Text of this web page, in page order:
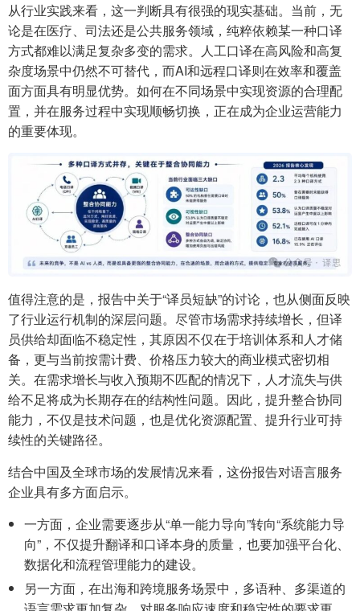
从行业实践来看，这一判断具有很强的现实基础。当前，无
论是在医疗、司法还是公共服务领域，纯粹依赖某一种口译
方式都难以满足复杂多变的需求。人工口译在高风险和高复
杂度场景中仍然不可替代，而AI和远程口译则在效率和覆盖
面方面具有明显优势。如何在不同场景中实现资源的合理配
置，并在服务过程中实现顺畅切换，正在成为企业运营能力
的重要体现。
值得注意的是，报告中关于“译员短缺”的讨论，也从侧面反映
了行业运行机制的深层问题。尽管市场需求持续增长，但译
员供给却面临不稳定性，其原因不仅在于培训体系和人才储
备，更与当前按需计费、价格压力较大的商业模式密切相
关。在需求增长与收入预期不匹配的情况下，人才流失与供
给不足将成为长期存在的结构性问题。因此，提升整合协同
能力，不仅是技术问题，也是优化资源配置、提升行业可持
续性的关键路径。
结合中国及全球市场的发展情况来看，这份报告对语言服务
企业具有多方面启示。
一方面，企业需要逐步从“单一能力导向”转向“系统能力导
向”，不仅提升翻译和口译本身的质量，也要加强平台化、
数据化和流程管理能力的建设。
另一方面，在出海和跨境服务场景中，多语种、多渠道的